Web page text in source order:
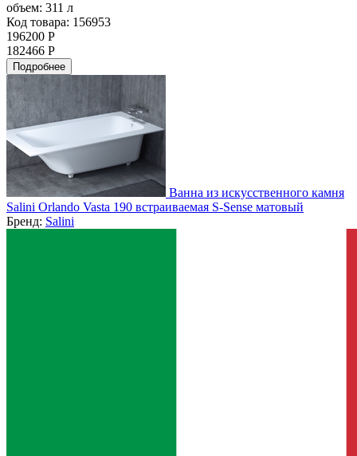
объем: 311 л
Код товара: 156953
196200 Р
182466 Р
Подробнее
Ванна из искусственного камня
Salini Orlando Vasta 190 встраиваемая S-Sense матовый
Бренд: Salini